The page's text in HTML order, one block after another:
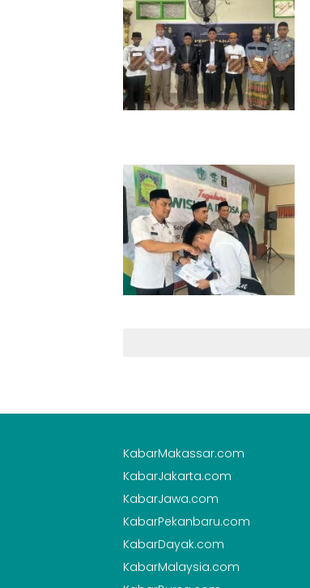
KabarMakassar.com
KabarJakarta.com
KabarJawa.com
KabarPekanbaru.com
KabarDayak.com
KabarMalaysia.com